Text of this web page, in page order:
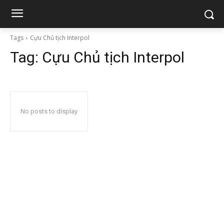
Tags Cựu Chủ tịch Interpol
Tag: Cựu Chủ tịch Interpol
No posts to display